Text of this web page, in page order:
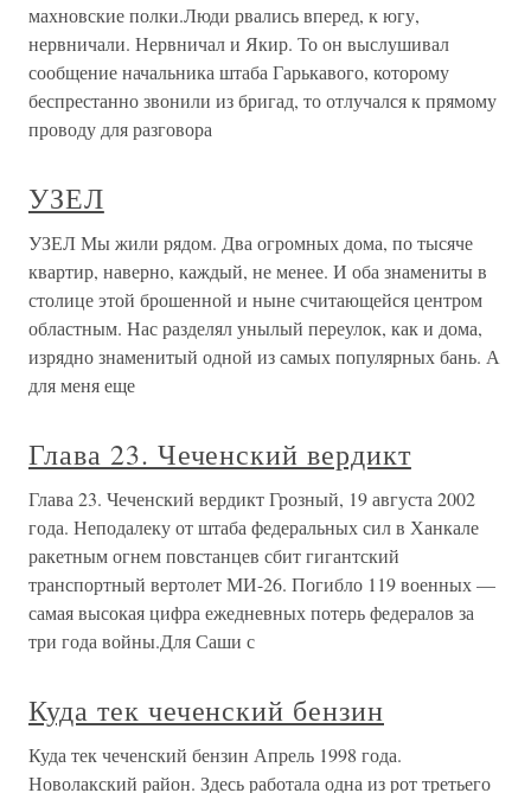
махновские полки.Люди рвались вперед, к югу,
нервничали. Нервничал и Якир. То он выслушивал
сообщение начальника штаба Гарькавого, которому
беспрестанно звонили из бригад, то отлучался к прямому
проводу для разговора
УЗЕЛ
УЗЕЛ Мы жили рядом. Два огромных дома, по тысяче
квартир, наверно, каждый, не менее. И оба знамениты в
столице этой брошенной и ныне считающейся центром
областным. Нас разделял унылый переулок, как и дома,
изрядно знаменитый одной из самых популярных бань. А
для меня еще
Глава 23. Чеченский вердикт
Глава 23. Чеченский вердикт Грозный, 19 августа 2002
года. Неподалеку от штаба федеральных сил в Ханкале
ракетным огнем повстанцев сбит гигантский
транспортный вертолет МИ-26. Погибло 119 военных —
самая высокая цифра ежедневных потерь федералов за
три года войны.Для Саши с
Куда тек чеченский бензин
Куда тек чеченский бензин Апрель 1998 года.
Новолакский район. Здесь работала одна из рот третьего